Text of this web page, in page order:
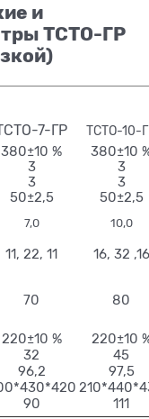
и
ТСТО-ГР
7-ГР
ТСТО-10-
380±10 %
380±10
3
3
3
3
50±2,5 50±2,5
7,0 10,0
11, 22, 11
16, 32 ,16
70 80
220±10 %
220±10
32
45
96,2
97,5
90 111